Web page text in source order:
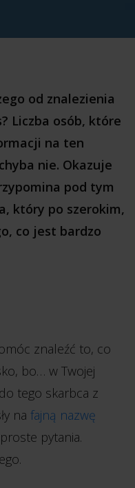
od znalezienia
Liczba osób, które
na ten
nie. Okazuje
pod tym
który po szerokim,
co jest bardzo
znaleźć to, co
bo… w Twojej
tego skarbca z
na fajną nazwę
pytania.